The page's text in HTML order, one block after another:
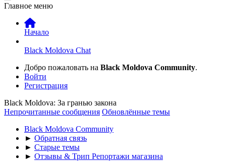
Главное меню
Начало
Black Moldova Chat
Добро пожаловать на Black Moldova Community.
Войти
Регистрация
Black Moldova: За гранью закона
Непрочитанные сообщения Обновлённые темы
Black Moldova Community
► Обратная связь
► Старые темы
► Отзывы & Трип Репортажи магазина